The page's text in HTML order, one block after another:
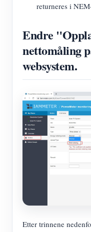
returneres i
Endre
nettomåling
websystem.
Etter trinnene